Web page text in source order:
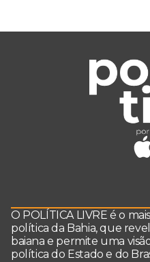
O POLÍTICA LIVRE é o
política da Bahia, que
baiana e permite uma
política do Estado e do